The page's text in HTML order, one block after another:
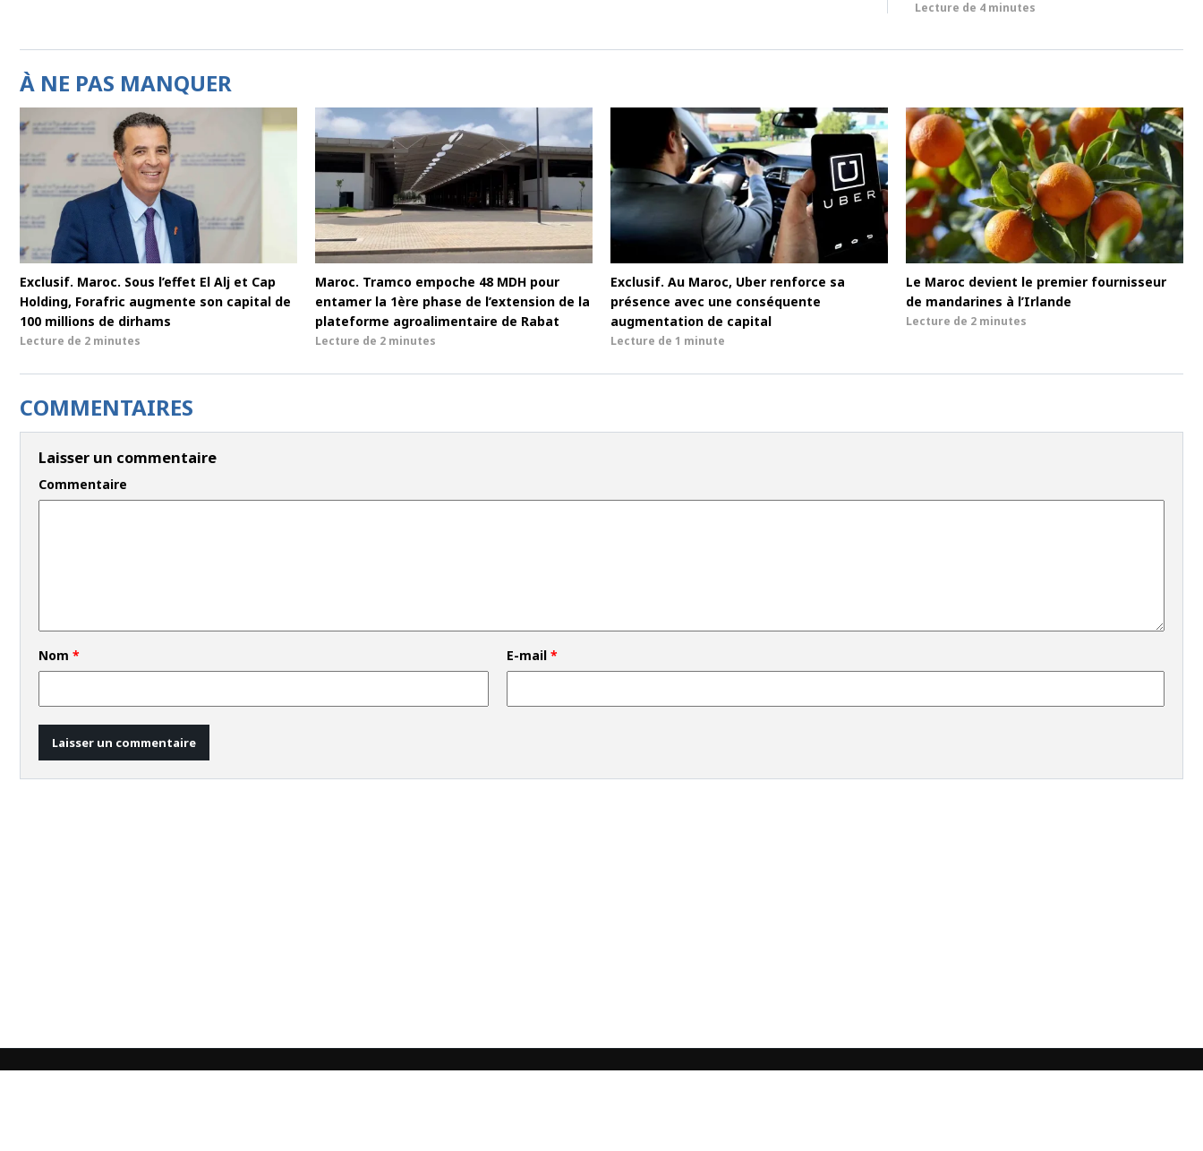
Lecture de 4 minutes
À NE PAS MANQUER
Exclusif. Maroc. Sous l’effet El Alj et Cap
Holding, Forafric augmente son capital de
100 millions de dirhams
Lecture de 2 minutes
Maroc. Tramco empoche 48 MDH pour
entamer la 1ère phase de l’extension de la
plateforme agroalimentaire de Rabat
Lecture de 2 minutes
Exclusif. Au Maroc, Uber renforce sa
présence avec une conséquente
augmentation de capital
Lecture de 1 minute
Le Maroc devient le premier fournisseur
de mandarines à l’Irlande
Lecture de 2 minutes
COMMENTAIRES
Laisser un commentaire
Commentaire
Nom * E-mail*